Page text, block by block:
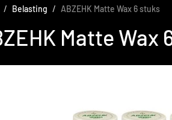
Belasting ABZEHK Matte Wax 6 stuks
Matte Wax